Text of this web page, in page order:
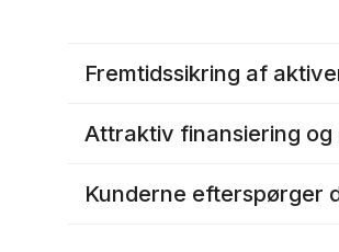
Fremtidssikring af
Attraktiv finansiering
Kunderne efterspørger